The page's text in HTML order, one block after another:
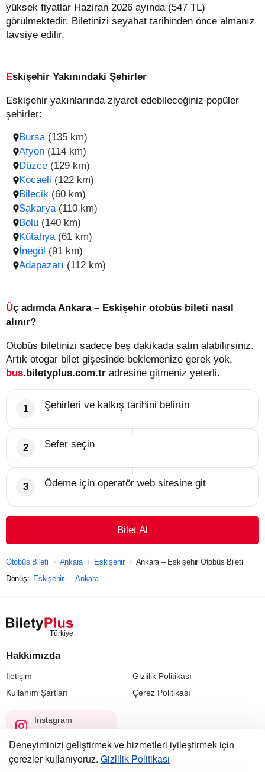
yüksek fiyatlar Haziran 2026 ayında (547 TL)
görülmektedir. Biletinizi seyahat tarihinden önce almanız
tavsiye edilir.
Eskişehir Yakınındaki Şehirler
Eskişehir yakınlarında ziyaret edebileceğiniz popüler
şehirler:
Bursa (135 km)
Sakarya (110 km)
Afyon (114 km)
Bolu (140 km)
Düzce (129 km)
Kütahya (61 km)
Kocaeli (122 km)
İnegöl (91 km)
Bilecik (60 km)
Adapazarı (112 km)
Üç adımda Ankara – Eskişehir otobüs bileti nasıl
alınır?
Otobüs biletinizi sadece beş dakikada satın alabilirsiniz.
Artık otogar bilet gişesinde beklemenize gerek yok,
bus.biletyplus.com.tr adresine gitmeniz yeterli.
Şehirleri ve kalkış tarihini belirtin
Sefer seçin
Ödeme için operatör web sitesine git
Bilet Al
Otobüs Bileti Ankara Eskişehir
Ankara – Eskişehir Otobüs Bileti
Dönüş: Eskişehir — Ankara
Hakkımızda
İletişim
Gizlilik Politikası
Kullanım Şartları
Çerez Politikası
Instagram
@biletyplus_turkiye
© 2023 — 2026, Biletyplus, Innovative Travel Technologies, LLC.
Deneyiminizi geliştirmek ve hizmetleri iyileştirmek için
çerezler kullanıyoruz. Gizlilik Politikası